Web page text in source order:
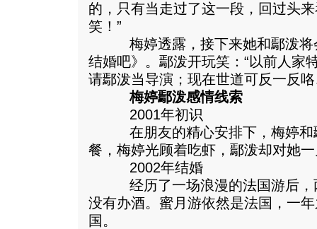
的，只有当走过了这一段，回过头
笑！”
梅婷透露，接下来她和鄢泼将
结婚吧》。鄢泼开玩笑：“以前人家
请鄢泼当导演；现在世道可反一反
梅婷鄢泼感情线索
2001年初识
在朋友的精心安排下，梅婷和
餐，梅婷光顾着吃虾，鄢泼却对她
2002年结婚
经历了一场浪漫的法国游后，
没有办酒。蜜月游依然是法国，一
国。